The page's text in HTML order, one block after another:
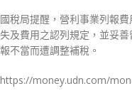
國稅局提醒，營利事業列報
失及費用之認列規定，並妥
報不當而遭調整補稅。
https://money.udn.com/